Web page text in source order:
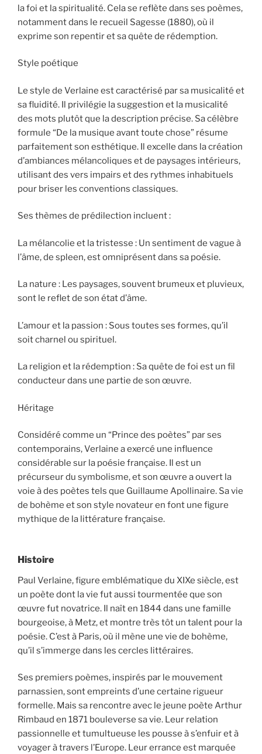
la foi et la spiritualité. Cela se reflète dans ses poèmes,
notamment dans le recueil Sagesse (1880), où il
exprime son repentir et sa quête de rédemption.
Style poétique
Le style de Verlaine est caractérisé par sa musicalité et
sa fluidité. Il privilégie la suggestion et la musicalité
des mots plutôt que la description précise. Sa célèbre
formule “De la musique avant toute chose” résume
parfaitement son esthétique. Il excelle dans la création
d’ambiances mélancoliques et de paysages intérieurs,
utilisant des vers impairs et des rythmes inhabituels
pour briser les conventions classiques.
Ses thèmes de prédilection incluent :
La mélancolie et la tristesse : Un sentiment de vague à
l’âme, de spleen, est omniprésent dans sa poésie.
La nature : Les paysages, souvent brumeux et pluvieux,
sont le reflet de son état d’âme.
L’amour et la passion : Sous toutes ses formes, qu’il
soit charnel ou spirituel.
La religion et la rédemption : Sa quête de foi est un fil
conducteur dans une partie de son œuvre.
Héritage
Considéré comme un “Prince des poètes” par ses
contemporains, Verlaine a exercé une influence
considérable sur la poésie française. Il est un
précurseur du symbolisme, et son œuvre a ouvert la
voie à des poètes tels que Guillaume Apollinaire. Sa vie
de bohème et son style novateur en font une figure
mythique de la littérature française.
Histoire
Paul Verlaine, figure emblématique du XIXe siècle, est
un poète dont la vie fut aussi tourmentée que son
œuvre fut novatrice. Il naît en 1844 dans une famille
bourgeoise, à Metz, et montre très tôt un talent pour la
poésie. C’est à Paris, où il mène une vie de bohème,
qu’il s’immerge dans les cercles littéraires.
Ses premiers poèmes, inspirés par le mouvement
parnassien, sont empreints d’une certaine rigueur
formelle. Mais sa rencontre avec le jeune poète Arthur
Rimbaud en 1871 bouleverse sa vie. Leur relation
passionnelle et tumultueuse les pousse à s’enfuir et à
voyager à travers l’Europe. Leur errance est marquée